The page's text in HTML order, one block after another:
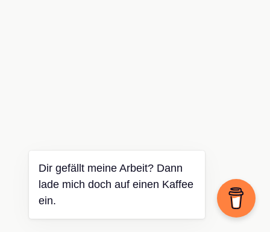
Dir gefällt meine Arbeit? Dann
lade mich doch auf einen Kaffee
ein.